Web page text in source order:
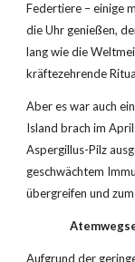
Federtiere – einige
die Uhr genießen,
lang wie die
kräftezehrende
Aber es war auch
Island brach im
Aspergillus-Pilz
geschwächtem
übergreifen und
Aufgrund der